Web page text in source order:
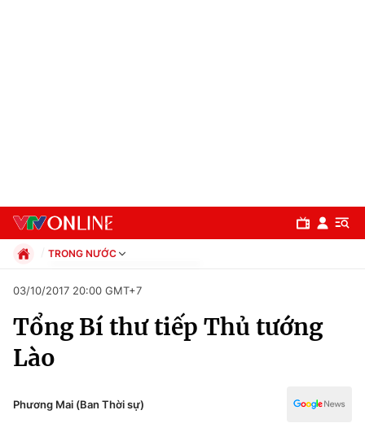
Chuyên mục
Chính trị
Xã hội
TRONG NƯỚC
Xã hội
Pháp luật
Kinh tế
Văn hóa - Giải trí
03/10/2017 20:00 GMT+7
Tổng Bí thư tiếp Thủ tướng
Lào
Phương Mai (Ban Thời sự)